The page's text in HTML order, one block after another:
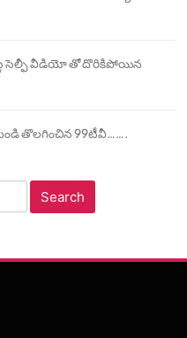
కట్ల సెల్ఫీ వీడియో తో దొరికిపోయిన
తొలగించిన 99టీవీ…….